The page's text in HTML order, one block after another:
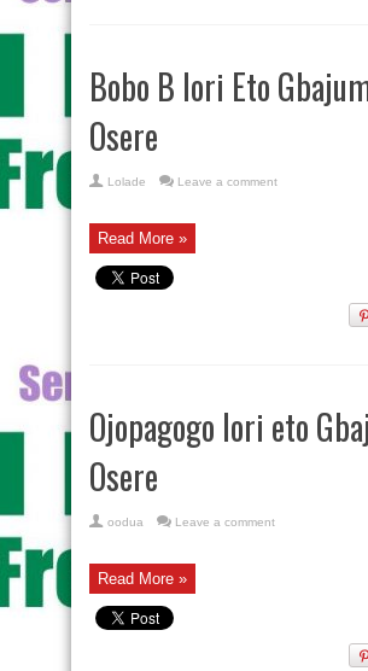
Bobo B lori Eto
Osere
Lolade Leave a comment
Read More »
Ojopagogo lori eto
Osere
oodua Leave a comment
Read More »